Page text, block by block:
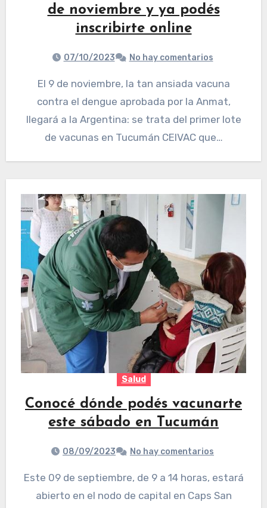
de noviembre y ya podés
inscribirte online
07/10/2023 No hay comentarios
El 9 de noviembre, la tan ansiada vacuna
contra el dengue aprobada por la Anmat,
llegará a la Argentina: se trata del primer lote
de vacunas en Tucumán CEIVAC que…
Salud
Conocé dónde podés vacunarte
este sábado en Tucumán
08/09/2023 No hay comentarios
Este 09 de septiembre, de 9 a 14 horas, estará
abierto en el nodo de capital en Caps San